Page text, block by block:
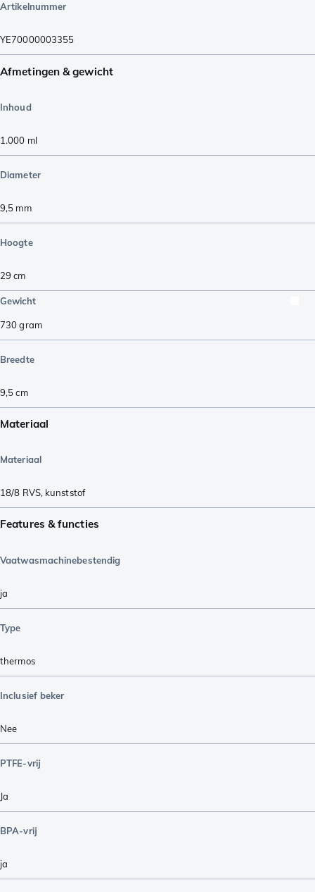
Artikelnummer
YE70000003355
Afmetingen & gewicht
Inhoud
1.000 ml
Diameter
9,5 mm
Hoogte
29 cm
Gewicht
730gram
Breedte
9,5cm
Materiaal
Materiaal
18/8 RVS, kunststof
Features & functies
Vaatwasmachinebestendig
ja
Type
thermos
Inclusief beker
Nee
PTFE-vrij
Ja
BPA-vrij
ja